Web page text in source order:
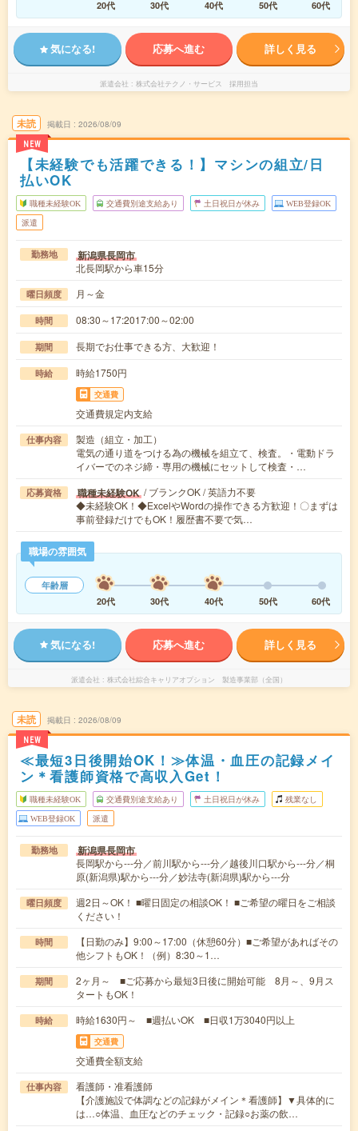
20代 30代 40代 50代 60代
気になる! 応募へ進む 詳しく見る
派遣会社 株式会社テクノ・サービス 採用担当
未読
NEW
掲載日 2026/08/09
【未経験でも活躍できる！】マシンの組立/日
払いOK
職種未経験OK 交通費別途支給あり 土日祝日が休み WEB登録OK
派遣
勤務地 新潟県長岡市
北長岡駅から車15分
曜日頻度 月～金
時間 08:30～17:2017:00～02:00
期間 長期でお仕事できる方、大歓迎！
時給 時給1750円
交通費
交通費規定内支給
仕事内容
製造（組立・加工）
電気の通り道をつける為の機械を組立て、検査。・電動ドラ
イバーでのネジ締・専用の機械にセットして検査・…
応募資格 職種未経験OK / ブランクOK / 英語力不要
◆未経験OK！◆ExcelやWordの操作できる方歓迎！〇まずは
事前登録だけでもOK！履歴書不要で気…
職場の雰囲気
年齢層
20代
30代 40代 50代 60代
気になる! 応募へ進む 詳しく見る
派遣会社 株式会社綜合キャリアオプション 製造事業部（全国）
未読
NEW
掲載日 2026/08/09
≪最短3日後開始OK！≫体温・血圧の記録メイ
ン＊看護師資格で高収入Get！
職種未経験OK 交通費別途支給あり 土日祝日が休み 残業なし
WEB登録OK 派遣
勤務地 新潟県長岡市
長岡駅から---分／前川駅から---分／越後川口駅から---分／桐
原(新潟県)駅から---分／妙法寺(新潟県)駅から---分
曜日頻度
週2日～OK！ ■曜日固定の相談OK！ ■ご希望の曜日をご相談
ください！
時間
【日勤のみ】9:00～17:00（休憩60分）■ご希望があればその
他シフトもOK！（例）8:30～1…
期間
2ヶ月～ ■ご応募から最短3日後に開始可能 8月～、9月ス
タートもOK！
時給 時給1630円～ ■週払いOK ■日収1万3040円以上
交通費
交通費全額支給
仕事内容
看護師・准看護師
【介護施設で体調などの記録がメイン＊看護師】▼具体的に
は…○体温、血圧などのチェック・記録○お薬の飲…